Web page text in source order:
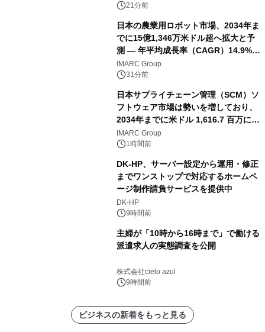
21分前
日本の農業用ロボット市場、2034年ま
でに15億1,346万米ドル超へ拡大と予
測 ― 年平均成長率（CAGR）14.9%を
記録
IMARC Group
31分前
日本サプライチェーン管理（SCM）ソ
フトウェア市場は勢いを増しており、
2034年までに米ドル 1,616.7 百万に達
し、CAGR 3.42%で成長すると予測
IMARC Group
1時間前
DK-HP、サーバー設定から運用・修正
までワンストップで対応するホームペ
ージ制作請負サービスを提供中
DK-HP
9時間前
主婦が「10時から16時まで」で働ける
派遣求人の実態調査を公開
株式会社cielo azul
9時間前
ビジネスの新着をもっと見る